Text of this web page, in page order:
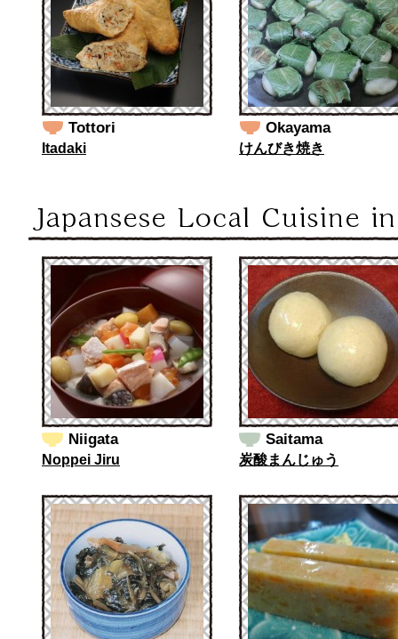
Tottori
Itadaki
Okayama
けんびき焼き
Niigata
Noppei Jiru
Saitama
炭酸まんじゅう